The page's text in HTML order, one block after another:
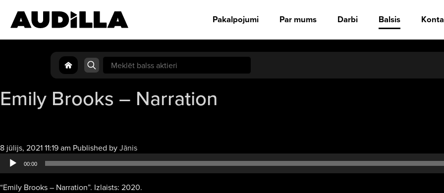
Pakalpojumi Par mums Darbi Balsis
Search
for:
Emily Brooks – Narration
8 jūlijs, 2021 11:19 am Published byJānisAudio
atskaņotājs
00:00
“Emily Brooks – Narration”. Izlaists: 2020.